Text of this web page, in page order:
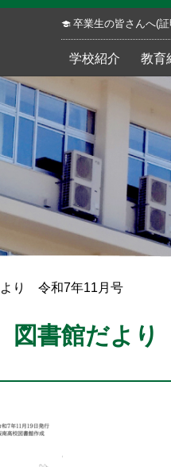
卒業生の皆さんへ(
学校紹介 教育
り 令和7年11月号
図書館だよ